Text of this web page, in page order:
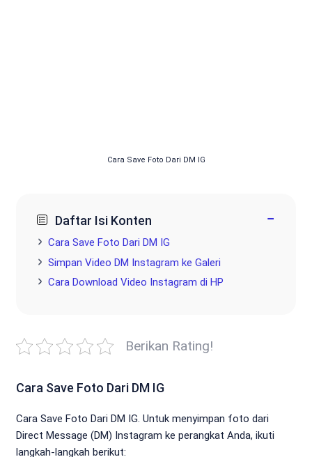
Cara Save Foto Dari DM IG
Daftar Isi Konten −
Cara Save Foto Dari DM IG
Simpan Video DM Instagram ke Galeri
Cara Download Video Instagram di HP
Berikan Rating!
Cara Save Foto Dari DM IG
Cara Save Foto Dari DM IG. Untuk menyimpan foto dari
Direct Message (DM) Instagram ke perangkat Anda, ikuti
langkah-langkah berikut: